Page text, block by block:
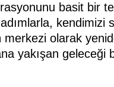
basit bir
kendimizi
olarak
yakışan